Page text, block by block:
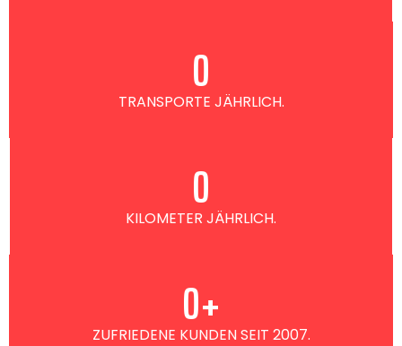
TRANSPORTE JÄHRLICH.
0
KILOMETER JÄHRLICH.
0
ZUFRIEDENE KUNDEN SEIT 2007.
0+